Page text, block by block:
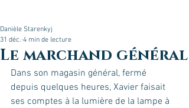
Le marchand général
Danièle Starenkyj
31 déc. 4 min de lecture
Dans son magasin général, fermé
depuis quelques heures, Xavier faisait
ses comptes à la lumière de la lampe à